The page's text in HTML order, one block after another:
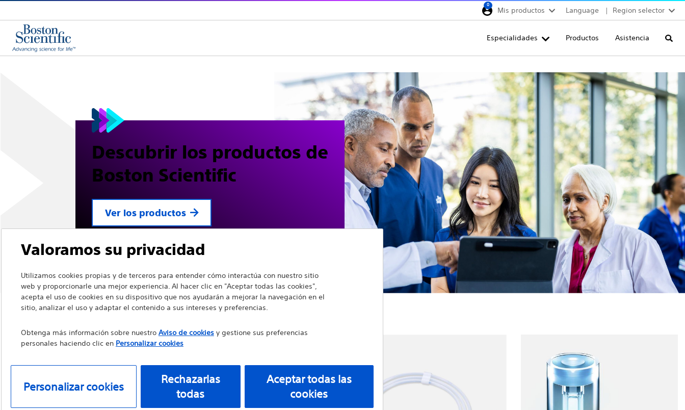
0
Mis productos Language
Region selector
France
Italia
Saudi Arabia
South Africa
Turkey
United Kingdom
Europe, Middle East &
Especialidades Productos Asistencia
Descubrir los productos de
Boston Scientific
Ver los productos
Valoramos su privacidad
Utilizamos cookies propias y de terceros para entender cómo interactúa con nuestro sitio
web y proporcionarle una mejor experiencia. Al hacer clic en "Aceptar todas las cookies",
acepta el uso de cookies en su dispositivo que nos ayudarán a mejorar la navegación en el
sitio, analizar el uso y adaptar el contenido a sus intereses y preferencias.
Obtenga más información sobre nuestro Aviso de cookiesy gestione sus preferencias
personales haciendo clic en Personalizar cookies
Personalizar cookies
Rechazarlas
todas
Aceptar todas las
cookies